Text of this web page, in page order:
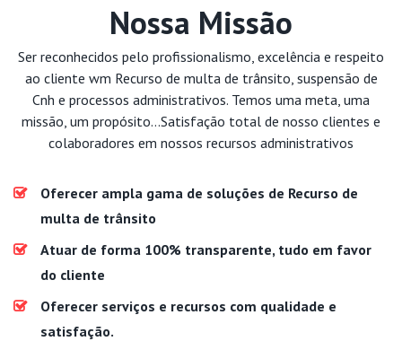
Nossa Missão
Ser reconhecidos pelo profissionalismo, excelência e respeito
ao cliente wm Recurso de multa de trânsito, suspensão de
Cnh e processos administrativos. Temos uma meta, uma
missão, um propósito...Satisfação total de nosso clientes e
colaboradores em nossos recursos administrativos
Oferecer ampla gama de soluções de Recurso de
multa de trânsito
Atuar de forma 100% transparente, tudo em favor
do cliente
Oferecer serviços e recursos com qualidade e
satisfação.